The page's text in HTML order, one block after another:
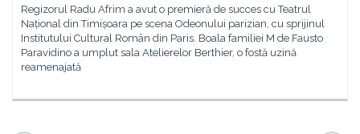
Regizorul Radu Afrim a avut o premieră de succes cu Teatrul
Național din Timișoara pe scena Odeonului parizian, cu sprijinul
Institutului Cultural Român din Paris. Boala familiei M de Fausto
Paravidino a umplut sala Atelierelor Berthier, o fostă uzină
reamenajată